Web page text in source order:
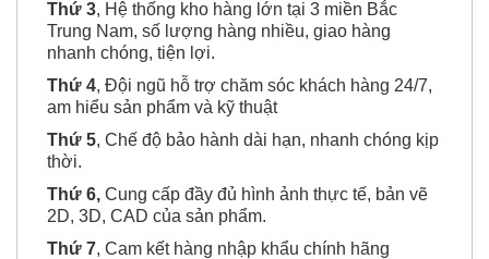
Thứ 3, Hệ thống kho hàng lớn tại 3 miền Bắc
Trung Nam, số lượng hàng nhiều, giao hàng
nhanh chóng, tiện lợi.
Thứ 4, Đội ngũ hỗ trợ chăm sóc khách hàng 24/7,
am hiểu sản phẩm và kỹ thuật
Thứ 5, Chế độ bảo hành dài hạn, nhanh chóng kịp
thời.
Thứ 6, Cung cấp đầy đủ hình ảnh thực tế, bản vẽ
2D, 3D, CAD của sản phẩm.
Thứ 7, Cam kết hàng nhập khẩu chính hãng